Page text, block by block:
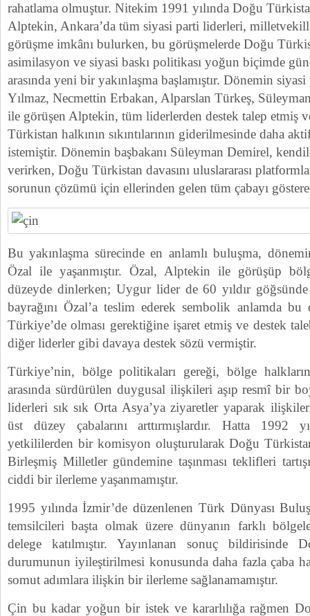
rahatlama olmuştur. Nitekim 1991 yılında Doğu
Alptekin, Ankara’da tüm siyasi parti liderleri,
görüşme imkânı bulurken, bu görüşmelerde Doğu
asimilasyon ve siyasi baskı politikası yoğun biçimde
arasında yeni bir yakınlaşma başlamıştır. Dönemin
Yılmaz, Necmettin Erbakan, Alparslan Türkeş,
ile görüşen Alptekin, tüm liderlerden destek talep etmiş
Türkistan halkının sıkıntılarının giderilmesinde daha
istemiştir. Dönemin başbakanı Süleyman Demirel,
verirken, Doğu Türkistan davasını uluslararası
sorunun çözümü için ellerinden gelen tüm çabayı
Bu yakınlaşma sürecinde en anlamlı buluşma,
Özal ile yaşanmıştır. Özal, Alptekin ile görüşüp
düzeyde dinlerken; Uygur lider de 60 yıldır göğsünde
bayrağını Özal’a teslim ederek sembolik anlamda
Türkiye’de olması gerektiğine işaret etmiş ve destek
diğer liderler gibi davaya destek sözü vermiştir.
Türkiye’nin, bölge politikaları gereği, bölge
arasında sürdürülen duygusal ilişkileri aşıp resmî bir
liderleri sık sık Orta Asya’ya ziyaretler yaparak
üst düzey çabalarını arttırmışlardır. Hatta 1992
yetkililerden bir komisyon oluşturularak Doğu
Birleşmiş Milletler gündemine taşınması teklifleri
ciddi bir ilerleme yaşanmamıştır.
1995 yılında İzmir’de düzenlenen Türk Dünyası
temsilcileri başta olmak üzere dünyanın farklı
delege katılmıştır. Yayınlanan sonuç bildirisinde
durumunun iyileştirilmesi konusunda daha fazla çaba
somut adımlara ilişkin bir ilerleme sağlanamamıştır.
Çin bu kadar yoğun bir istek ve kararlılığa rağmen